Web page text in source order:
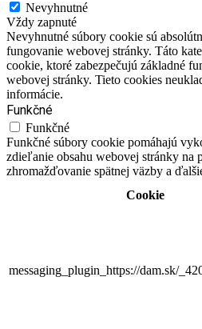
Nevyhnutné
Vždy zapnuté
Nevyhnutné súbory cookie sú
fungovanie webovej stránky. Táto
cookie, ktoré zabezpečujú základné
webovej stránky. Tieto cookies
informácie.
Funkčné
Funkčné
Funkčné súbory cookie pomáhajú
zdieľanie obsahu webovej stránky na
zhromažďovanie spätnej väzby a
Cookie
messaging_plugin_https://dam.sk/